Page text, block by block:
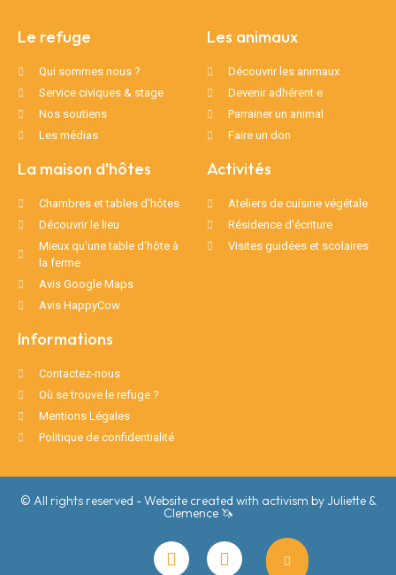
Le refuge
Qui sommes nous ?
Service civiques & stage
Nos soutiens
Les médias
Les animaux
Découvrir les animaux
Devenir adhérent·e
Parrainer un animal
Faire un don
La maison d'hôtes
Chambres et tables d'hôtes
Découvrir le lieu
Mieux qu'une table d'hôte à
la ferme
Avis Google Maps
Avis HappyCow
Activités
Ateliers de cuisine végétale
Résidence d'écriture
Visites guidées et scolaires
Informations
Contactez-nous
Où se trouve le refuge ?
Mentions Légales
Politique de confidentialité
© All rights reserved - Website created with activism by Juliette &
Clemence 🦄